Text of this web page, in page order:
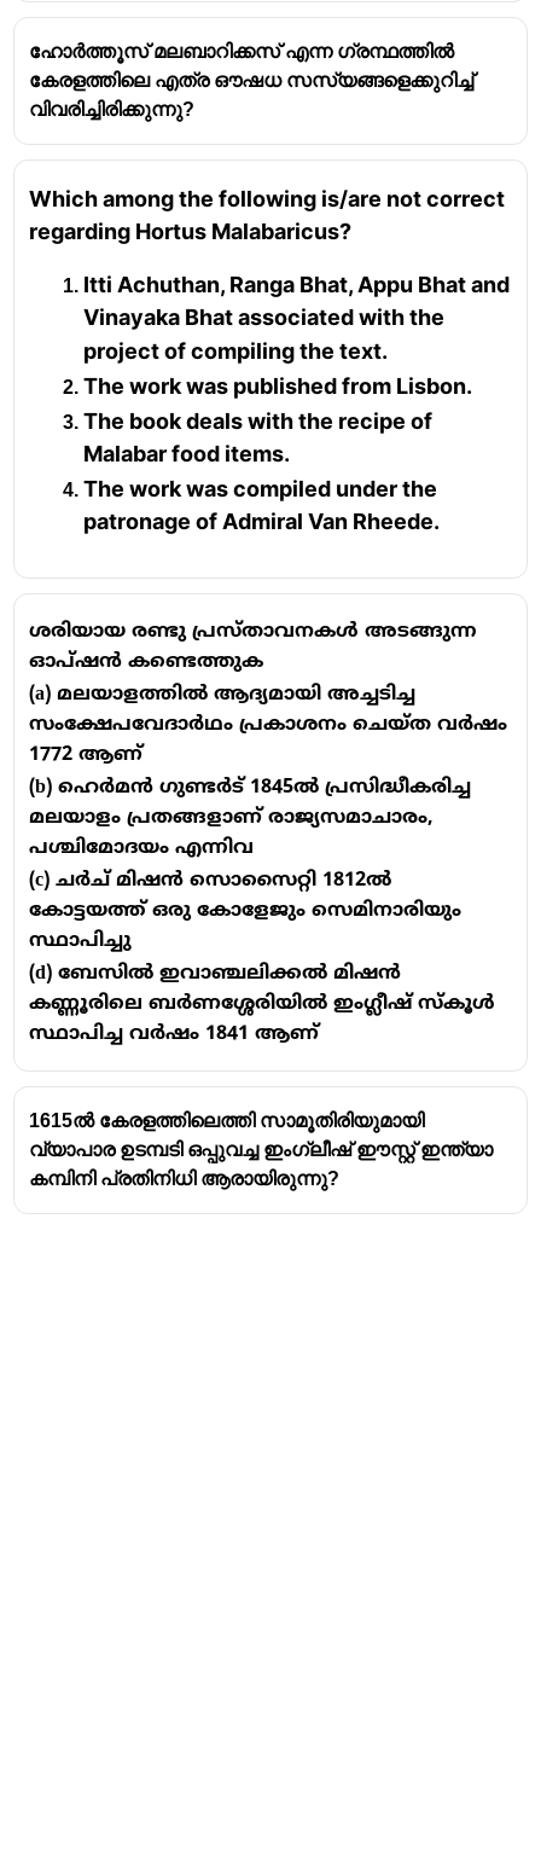
ഹോർത്തൂസ് മലബാറിക്കസ് എന്ന ഗ്രന്ഥത്തിൽ
കേരളത്തിലെ എത്ര ഔഷധ സസ്യങ്ങളെക്കുറിച്ച്
വിവരിച്ചിരിക്കുന്നു?
Which among the following is/are not correct
regarding Hortus Malabaricus?
Itti Achuthan, Ranga Bhat, Appu Bhat and
Vinayaka Bhat associated with the
project of compiling the text.
The work was published from Lisbon.
The book deals with the recipe of
Malabar food items.
The work was compiled under the
patronage of Admiral Van Rheede.
ശരിയായ രണ്ടു പ്രസ്താവനകൾ അടങ്ങുന്ന
ഓപ്ഷൻ കണ്ടെത്തുക
(a) മലയാളത്തിൽ ആദ്യമായി അച്ചടിച്ച
സംക്ഷേപവേദാർഥം പ്രകാശനം ചെയ്ത വർഷം
1772 ആണ്
(b) ഹെർമൻ ഗുണ്ടർട് 1845ൽ പ്രസിദ്ധീകരിച്ച
മലയാളം പ്രതങ്ങളാണ് രാജ്യസമാചാരം,
പശ്ചിമോദയം എന്നിവ
(c) ചർച് മിഷൻ സൊസൈറ്റി 1812ൽ
കോട്ടയത്ത് ഒരു കോളേജും സെമിനാരിയും
സ്ഥാപിച്ചു
(d) ബേസിൽ ഇവാഞ്ചലിക്കൽ മിഷൻ
കണ്ണൂരിലെ ബർണശ്ശേരിയിൽ ഇംഗ്ലീഷ് സ്കൂൾ
സ്ഥാപിച്ച വർഷം 1841 ആണ്
1615ൽ കേരളത്തിലെത്തി സാമൂതിരിയുമായി
വ്യാപാര ഉടമ്പടി ഒപ്പുവച്ച ഇംഗ്ലീഷ് ഈസ്റ്റ് ഇന്ത്യാ
കമ്പിനി പ്രതിനിധി ആരായിരുന്നു?